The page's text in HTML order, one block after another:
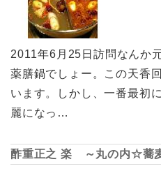
2011年6月25日訪問なんか
薬膳鍋でしょー。この天香
います。しかし、一番最初
麗になっ…
酢重正之 楽 ～丸の内☆蕎